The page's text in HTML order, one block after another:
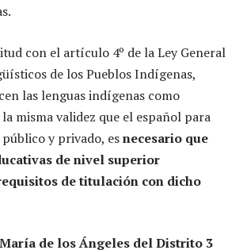
con el artículo 4º de la Ley General
de los Pueblos Indígenas,
las lenguas indígenas como
misma validez que el español para
y privado, esnecesario que
de nivel superior
de titulación con dicho
de los Ángeles del Distrito 3